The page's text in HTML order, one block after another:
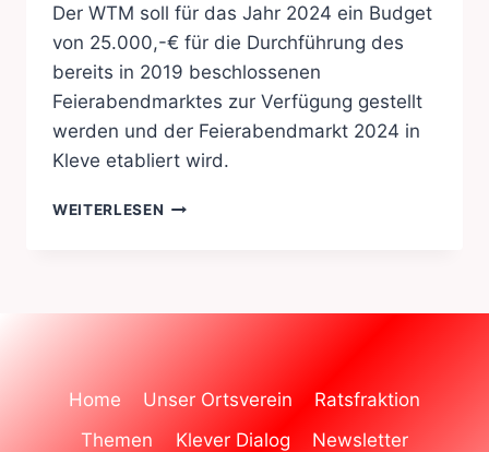
Der WTM soll für das Jahr 2024 ein Budget
von 25.000,-€ für die Durchführung des
bereits in 2019 beschlossenen
Feierabendmarktes zur Verfügung gestellt
werden und der Feierabendmarkt 2024 in
Kleve etabliert wird.
WEITERLESEN FEIERABENDMARKT
Home Unser Ortsverein
Ratsfraktion
Themen
Klever Dialog Newsletter